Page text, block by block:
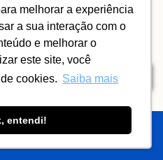
melhorar a experiência
a sua interação com o
e melhorar o
este site, você
cookies. Saiba mais
entendi!
COMER FAZER
Índice
caminhadas
passeios mais puxado, a
local. Se você curtir
para isso.